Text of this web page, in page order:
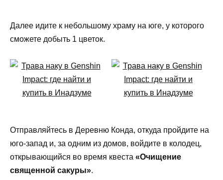
Далее идите к небольшому храму на юге, у которого
сможете добыть 1 цветок.
Отправляйтесь в Деревню Конда, откуда пройдите на
юго-запад и, за одним из домов, войдите в колодец,
открывающийся во время квеста «Очищение
священной сакуры».